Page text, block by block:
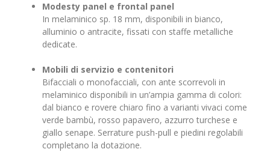
Modesty panel e frontal panel
In melaminico sp. 18 mm, disponibili in bianco,
alluminio o antracite, fissati con staffe metalliche
dedicate.
Mobili di servizio e contenitori
Bifacciali o monofacciali, con ante scorrevoli in
melaminico disponibili in un’ampia gamma di colori:
dal bianco e rovere chiaro fino a varianti vivaci come
verde bambù, rosso papavero, azzurro turchese e
giallo senape. Serrature push-pull e piedini regolabili
completano la dotazione.